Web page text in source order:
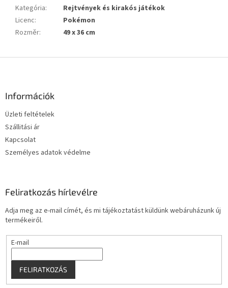
Kategória:
Rejtvények és kirakós játékok
Licenc:
Pokémon
Rozměr: 49 x 36 cm
Információk
Üzleti feltételek
Szállitási ár
Kapcsolat
Személyes adatok védelme
Feliratkozás hírlevélre
Adja meg az e-mail címét, és mi tájékoztatást küldünk webáruházunk új
termékeiről.
E-mail
FELIRATKOZÁS